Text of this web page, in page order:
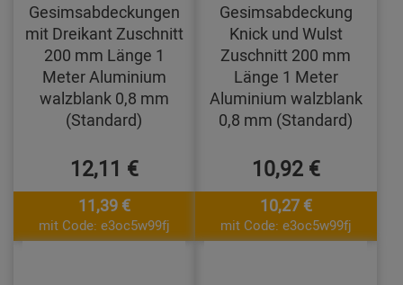
Gesimsabdeckungen
mit Dreikant Zuschnitt
200 mm Länge 1
Meter Aluminium
walzblank 0,8 mm
(Standard)
12,11 €
11,39 €
mit Code: e3oc5w99fj
Gesimsabdeckung
Knick und Wulst
Zuschnitt 200 mm
Länge 1 Meter
Aluminium walzblank
0,8 mm (Standard)
10,92 €
10,27 €
mit Code: e3oc5w99fj